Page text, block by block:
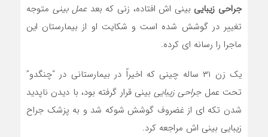
جراحی زیبایی بینی اش افتاده، زنی که بعدعمل بینی متوجه
تغییر در گوشش شده است و شکایت او از بیمارستان این
ماجرا را رسانه ای کرده.
یک زن ۳۱ ساله چینی که اخیراً در بیمارستانی در “چنگدو”
تحت عملجراحی زیباییبینی قرار گرفته بود، با دیدن ناپدید
شدن تکه ای از غضروف گوشش شوکه شد و به پزشک جراح
زیبایی بینی اش مراجعه کرد.